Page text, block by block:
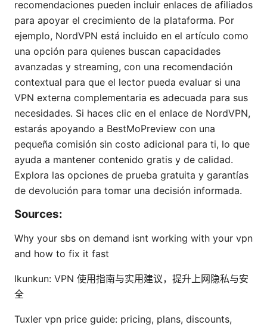
recomendaciones pueden incluir enlaces de afiliados
para apoyar el crecimiento de la plataforma. Por
ejemplo, NordVPN está incluido en el artículo como
una opción para quienes buscan capacidades
avanzadas y streaming, con una recomendación
contextual para que el lector pueda evaluar si una
VPN externa complementaria es adecuada para sus
necesidades. Si haces clic en el enlace de NordVPN,
estarás apoyando a BestMoPreview con una
pequeña comisión sin costo adicional para ti, lo que
ayuda a mantener contenido gratis y de calidad.
Explora las opciones de prueba gratuita y garantías
de devolución para tomar una decisión informada.
Sources:
Why your sbs on demand isnt working with your vpn
and how to fix it fast
Ikunkun: VPN 使用指南与实用建议，提升上网隐私与安
全
Tuxler vpn price guide: pricing, plans, discounts,